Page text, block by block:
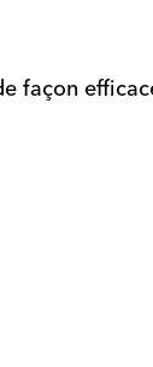
façon